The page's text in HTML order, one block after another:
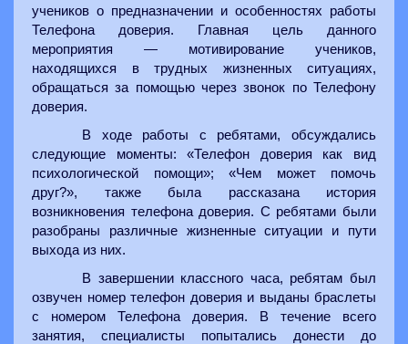
учеников о предназначении и особенностях работы
Телефона доверия. Главная цель данного
мероприятия — мотивирование учеников,
находящихся в трудных жизненных ситуациях,
обращаться за помощью через звонок по Телефону
доверия.
В ходе работы с ребятами, обсуждались
следующие моменты: «Телефон доверия как вид
психологической помощи»; «Чем может помочь
друг?», также была рассказана история
возникновения телефона доверия. С ребятами были
разобраны различные жизненные ситуации и пути
выхода из них.
В завершении классного часа, ребятам был
озвучен номер телефон доверия и выданы браслеты
с номером Телефона доверия. В течение всего
занятия, специалисты попытались донести до